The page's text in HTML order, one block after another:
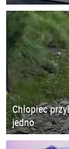
Chłopiec
jedno